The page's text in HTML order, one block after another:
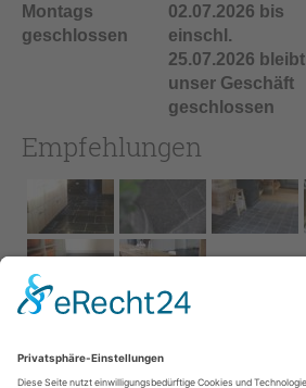
Montags
geschlossen
02.07.2026 bis
einschl.
25.07.2026 bleibt
unser Geschäft
geschlossen
Empfehlungen
Impressum